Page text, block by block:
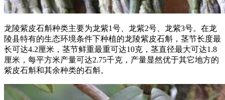
龙陵紫皮石斛种类主要为龙紫1号、龙紫2号、龙紫3号。在龙
陵县特有的生态环境条件下种植的龙陵紫皮石斛，茎节长度最
长可达4.2厘米，茎节鲜重最重可达10克，茎直径最大可达1.8
厘米，每平方米产量可达2.75千克，产量显然优于其它地方的
紫皮石斛和其余种类的石斛。